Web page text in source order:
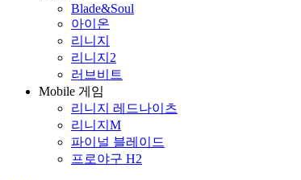
Blade&Soul
아이온
리니지
리니지2
러브비트
Mobile 게임
리니지 레드나이츠
리니지M
파이널 블레이드
프로야구 H2